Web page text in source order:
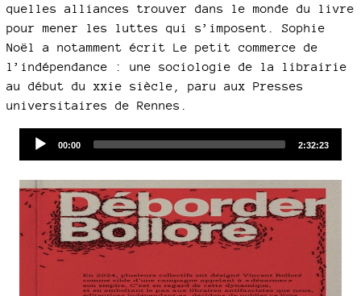
quelles alliances trouver dans le monde du livre
pour mener les luttes qui s’imposent. Sophie
Noël a notamment écrit Le petit commerce de
l’indépendance : une sociologie de la librairie
au début du xxie siècle, paru aux Presses
universitaires de Rennes.
Current
00:00
Total
2:32:23